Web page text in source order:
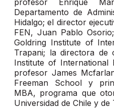
profesor Enrique
Departamento de
Hidalgo; el director
FEN, Juan Pablo
Goldring Institute of
Trapani; la directora de
Institute of International
profesor James
Freeman School y
MBA, programa que
Universidad de Chile y de